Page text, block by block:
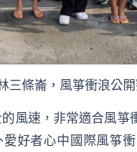
三條崙，風箏衝浪公
風速，非常適合風
好者心中國際風箏